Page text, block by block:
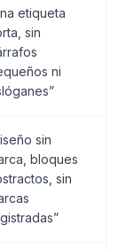
etiqueta
sin
ni
sin
bloques
sin